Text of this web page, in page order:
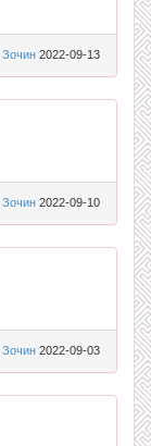
Зочин 2022-09-13
Зочин 2022-09-10
Зочин 2022-09-03